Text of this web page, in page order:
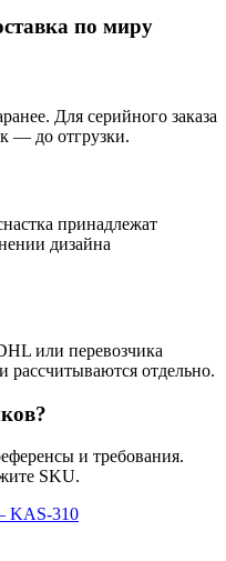
по миру
Для серийного заказа
— до отгрузки.
принадлежат
дизайна
или перевозчика
отдельно.
и требования.
SKU.
KAS-310